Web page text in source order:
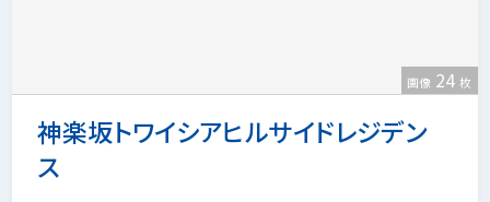
神楽坂トワイシアヒルサイドレジデン
ス
画像 24 枚